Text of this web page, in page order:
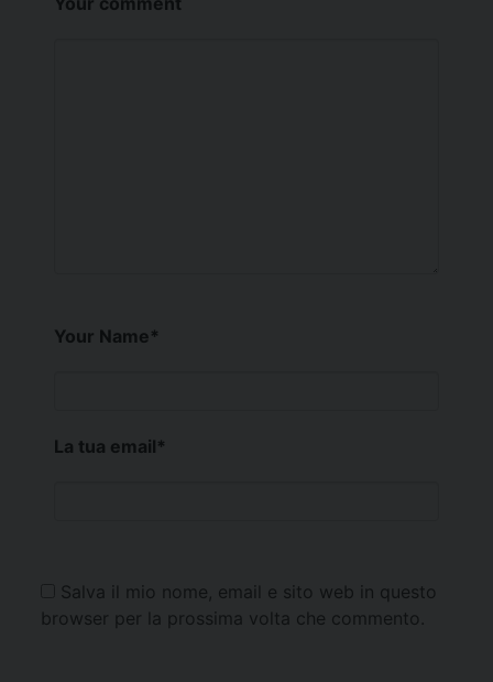
Your Name*
La tua email*
Salva il mio nome, email e sito web in questo
browser per la prossima volta che commento.